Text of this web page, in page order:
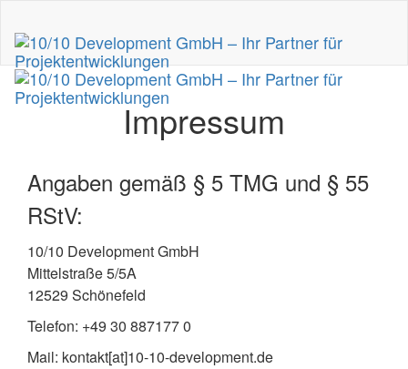
Impressum
Angaben gemäß § 5 TMG und § 55
RStV:
10/10 Development GmbH
Mittelstraße 5/5A
12529 Schönefeld
Telefon: +49 30 887177 0
Mail: kontakt[at]10-10-development.de